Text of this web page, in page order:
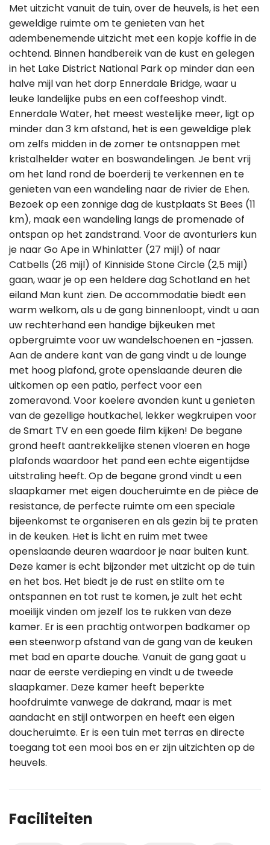
Met uitzicht vanuit de tuin, over de heuvels, is het een
geweldige ruimte om te genieten van het
adembenemende uitzicht met een kopje koffie in de
ochtend. Binnen handbereik van de kust en gelegen
in het Lake District National Park op minder dan een
halve mijl van het dorp Ennerdale Bridge, waar u
leuke landelijke pubs en een coffeeshop vindt.
Ennerdale Water, het meest westelijke meer, ligt op
minder dan 3 km afstand, het is een geweldige plek
om zelfs midden in de zomer te ontsnappen met
kristalhelder water en boswandelingen. Je bent vrij
om het land rond de boerderij te verkennen en te
genieten van een wandeling naar de rivier de Ehen.
Bezoek op een zonnige dag de kustplaats St Bees (11
km), maak een wandeling langs de promenade of
ontspan op het zandstrand. Voor de avonturiers kun
je naar Go Ape in Whinlatter (27 mijl) of naar
Catbells (26 mijl) of Kinniside Stone Circle (2,5 mijl)
gaan, waar je op een heldere dag Schotland en het
eiland Man kunt zien. De accommodatie biedt een
warm welkom, als u de gang binnenloopt, vindt u aan
uw rechterhand een handige bijkeuken met
opbergruimte voor uw wandelschoenen en -jassen.
Aan de andere kant van de gang vindt u de lounge
met hoog plafond, grote openslaande deuren die
uitkomen op een patio, perfect voor een
zomeravond. Voor koelere avonden kunt u genieten
van de gezellige houtkachel, lekker wegkruipen voor
de Smart TV en een goede film kijken! De begane
grond heeft aantrekkelijke stenen vloeren en hoge
plafonds waardoor het pand een echte eigentijdse
uitstraling heeft. Op de begane grond vindt u een
slaapkamer met eigen doucheruimte en de pièce de
resistance, de perfecte ruimte om een speciale
bijeenkomst te organiseren en als gezin bij te praten
in de keuken. Het is licht en ruim met twee
openslaande deuren waardoor je naar buiten kunt.
Deze kamer is echt bijzonder met uitzicht op de tuin
en het bos. Het biedt je de rust en stilte om te
ontspannen en tot rust te komen, je zult het echt
moeilijk vinden om jezelf los te rukken van deze
kamer. Er is een prachtig ontworpen badkamer op
een steenworp afstand van de gang van de keuken
met bad en aparte douche. Vanuit de gang gaat u
naar de eerste verdieping en vindt u de tweede
slaapkamer. Deze kamer heeft beperkte
hoofdruimte vanwege de dakrand, maar is met
aandacht en stijl ontworpen en heeft een eigen
doucheruimte. Er is een tuin met terras en directe
toegang tot een mooi bos en er zijn uitzichten op de
heuvels.
Faciliteiten